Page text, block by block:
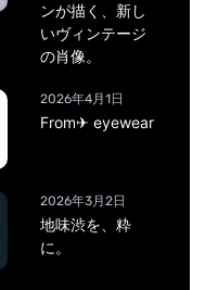
ンが描く、新し
いヴィンテージ
の肖像。
2026年4月1日
From✈ eyewear
2026年3月2日
地味渋を、粋
に。